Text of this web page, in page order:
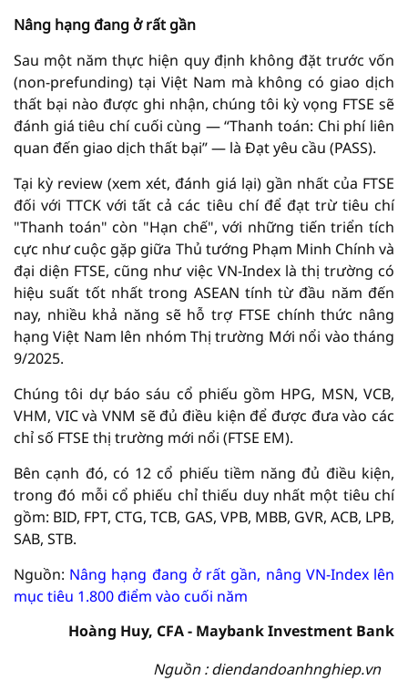
Nâng hạng đang ở rất gần
Sau một năm thực hiện quy định không đặt trước vốn
(non-prefunding) tại Việt Nam mà không có giao dịch
thất bại nào được ghi nhận, chúng tôi kỳ vọng FTSE sẽ
đánh giá tiêu chí cuối cùng — “Thanh toán: Chi phí liên
quan đến giao dịch thất bại” — là Đạt yêu cầu (PASS).
Tại kỳ review (xem xét, đánh giá lại) gần nhất của FTSE
đối với TTCK với tất cả các tiêu chí để đạt trừ tiêu chí
"Thanh toán" còn "Hạn chế", với những tiến triển tích
cực như cuộc gặp giữa Thủ tướng Phạm Minh Chính và
đại diện FTSE, cũng như việc VN-Index là thị trường có
hiệu suất tốt nhất trong ASEAN tính từ đầu năm đến
nay, nhiều khả năng sẽ hỗ trợ FTSE chính thức nâng
hạng Việt Nam lên nhóm Thị trường Mới nổi vào tháng
9/2025.
Chúng tôi dự báo sáu cổ phiếu gồm HPG, MSN, VCB,
VHM, VIC và VNM sẽ đủ điều kiện để được đưa vào các
chỉ số FTSE thị trường mới nổi (FTSE EM).
Bên cạnh đó, có 12 cổ phiếu tiềm năng đủ điều kiện,
trong đó mỗi cổ phiếu chỉ thiếu duy nhất một tiêu chí
gồm: BID, FPT, CTG, TCB, GAS, VPB, MBB, GVR, ACB, LPB,
SAB, STB.
Nguồn: Nâng hạng đang ở rất gần, nâng VN-Index lên
mục tiêu 1.800 điểm vào cuối năm
Hoàng Huy, CFA - Maybank Investment Bank
Nguồn : diendandoanhnghiep.vn